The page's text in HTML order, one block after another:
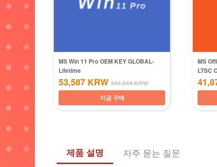
MS Win 11 Pro OEM KEY GLOBAL-
Lifetime
53,587 KRW 341,844KRW
지금 구매
MS
LTSC
제품 설명 자주 묻는 질문